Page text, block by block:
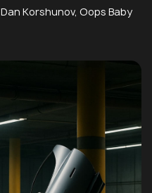
Dan Korshunov, Oops Baby